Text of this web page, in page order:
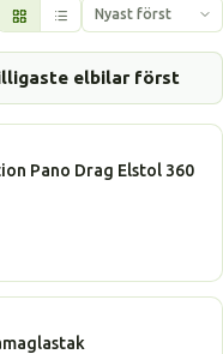
elbilar först
Pano Drag Elstol 360